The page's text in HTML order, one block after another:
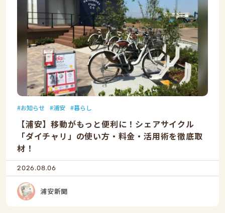
お知らせ 浦安 暮らし
【浦安】移動がもっと便利に！シェアサイクル
「ダイチャリ」の使い方・料金・活用術を徹底取
材！
2026.08.06
浦安新聞